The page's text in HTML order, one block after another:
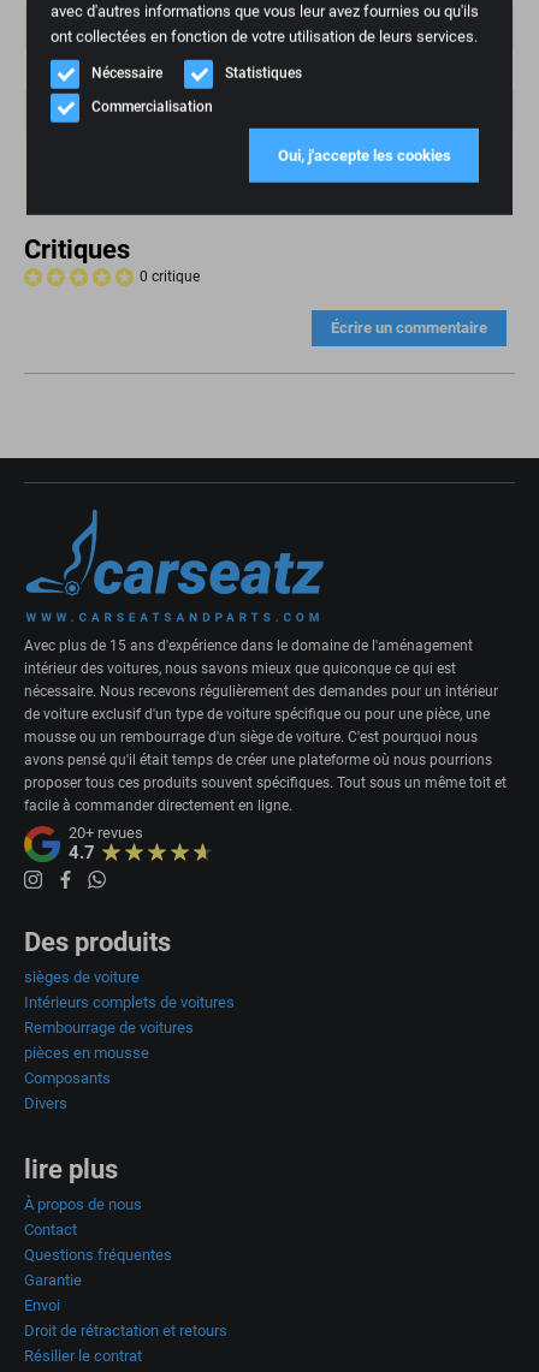
avec d'autres informations que vous leur avez fournies ou qu'ils
ont collectées en fonction de votre utilisation de leurs services.
Nécessaire
Statistiques
Commercialisation
Oui, j'accepte les cookies
Marque Peugeot
Mannequin 404
Numéro d'article
Nouveau
Critiques
0 critique
Écrire un commentaire
Avec plus de 15 ans d'expérience dans le domaine de l'aménagement
intérieur des voitures, nous savons mieux que quiconque ce qui est
nécessaire. Nous recevons régulièrement des demandes pour un intérieur
de voiture exclusif d'un type de voiture spécifique ou pour une pièce, une
mousse ou un rembourrage d'un siège de voiture. C'est pourquoi nous
avons pensé qu'il était temps de créer une plateforme où nous pourrions
proposer tous ces produits souvent spécifiques. Tout sous un même toit et
facile à commander directement en ligne.
20+ revues
4.7
Des produits
sièges de voiture
Intérieurs complets de voitures
Rembourrage de voitures
pièces en mousse
Composants
Divers
lire plus
À propos de nous
Contact
Questions fréquentes
Garantie
Envoi
Droit de rétractation et retours
Résilier le contrat